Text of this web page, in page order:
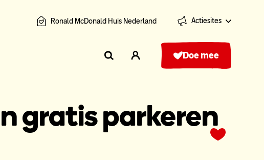
Ronald McDonald Huis Nederland Actiesites
Doe mee
gratis parkeren